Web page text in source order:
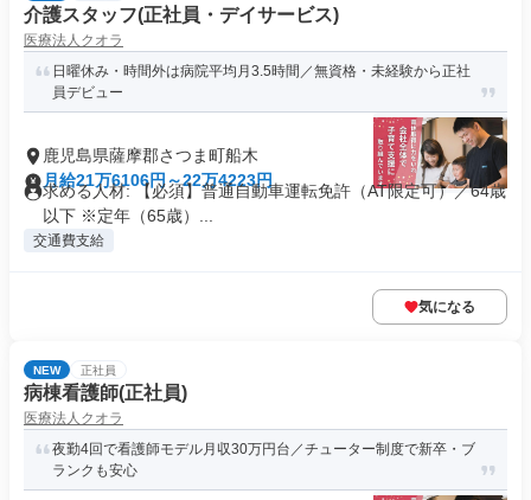
介護スタッフ(正社員・デイサービス)
医療法人クオラ
日曜休み・時間外は病院平均月3.5時間／無資格・未経験から正社
員デビュー
鹿児島県薩摩郡さつま町船木
月給21万6106円～22万4223円
求める人材: 【必須】普通自動車運転免許（AT限定可）／64歳
以下 ※定年（65歳）...
交通費支給
気になる
NEW 正社員
病棟看護師(正社員)
医療法人クオラ
夜勤4回で看護師モデル月収30万円台／チューター制度で新卒・ブ
ランクも安心